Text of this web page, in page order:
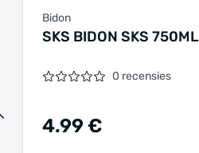
Bidon
SKS BIDON SKS 750ML
0 recensies
4.99 €